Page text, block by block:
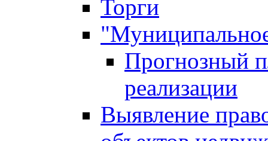
Торги
Прогнозный
реализации
Выявление